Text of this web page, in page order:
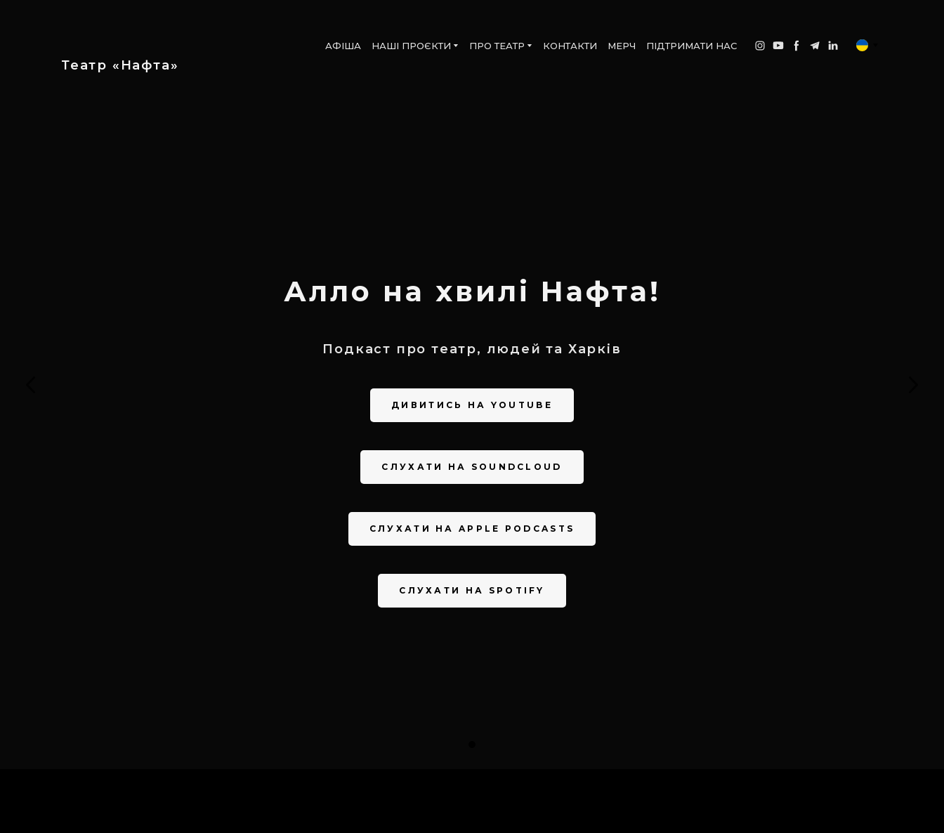
Театр «Нафта»
АФІША НАШІ ПРОЄКТИ ПРО ТЕАТР КОНТАКТИ МЕРЧ ПІДТРИМАТИ НАС
Алло на хвилі Нафта!
Подкаст про театр, людей та Харків
ДИВИТИСЬ НА YOUTUBE
СЛУХАТИ НА SOUNDCLOUD
СЛУХАТИ НА APPLE PODCASTS
СЛУХАТИ НА SPOTIFY